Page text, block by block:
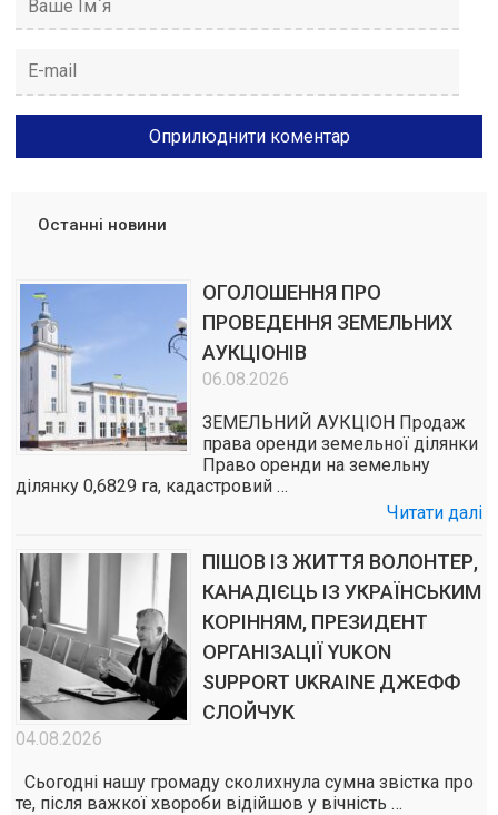
Останні новини
ОГОЛОШЕННЯ ПРО
ПРОВЕДЕННЯ ЗЕМЕЛЬНИХ
АУКЦІОНІВ
06.08.2026
ЗЕМЕЛЬНИЙ АУКЦІОН Продаж
права оренди земельної ділянки
Право оренди на земельну
ділянку 0,6829 га, кадастровий …
Читати далі
ПІШОВ ІЗ ЖИТТЯ ВОЛОНТЕР,
КАНАДІЄЦЬ ІЗ УКРАЇНСЬКИМ
КОРІННЯМ, ПРЕЗИДЕНТ
ОРГАНІЗАЦІЇ YUKON
SUPPORT UKRAINE ДЖЕФФ
СЛОЙЧУК
04.08.2026
Сьогодні нашу громаду сколихнула сумна звістка про
те, після важкої хвороби відійшов у вічність …